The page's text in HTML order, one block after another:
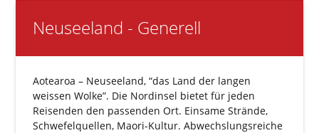
Neuseeland - Generell
Aotearoa – Neuseeland, “das Land der langen
weissen Wolke”. Die Nordinsel bietet für jeden
Reisenden den passenden Ort. Einsame Strände,
Schwefelquellen, Maori-Kultur. Abwechslungsreiche